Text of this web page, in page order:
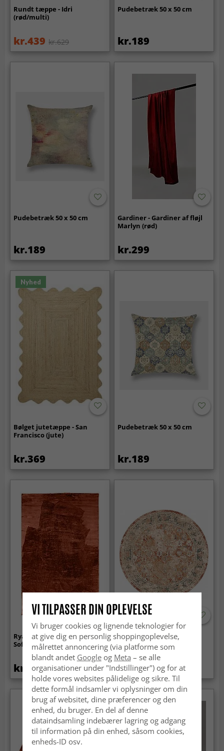
Rundt tæppe - Idri
(rød/multi)
kr.439 kr.629
Pudebetræk 50 x 50 cm
kr.189
Pudebetræk 50 x 50 cm
kr.189
Gardiner - Gardiner af fløjl
Marlyn (rød)
kr.299
Nyhed
Bølget jutetæppe - San
Francisco (jute)
kr.369
Pudebetræk 50 x 50 cm
kr.189
Ryatæpper - Aranga Super
Soft Fur (rød)
kr.259
Rundt tæppe - Douz
(rød/multi)
kr.439 kr.629
VI TILPASSER DIN OPLEVELSE
Vi bruger cookies og lignende teknologier for
at give dig en personlig shoppingoplevelse,
målrettet annoncering (via platforme som
blandt andet Googleog Meta – se alle
organisationer under "Indstillinger") og for at
holde vores websites pålidelige og sikre. Til
dette formål indsamler vi oplysninger om din
brug af websitet, dine præferencer og den
enhed, du bruger. En del af denne
dataindsamling indebærer lagring og adgang
til information på din enhed, såsom cookies,
enheds-ID osv.